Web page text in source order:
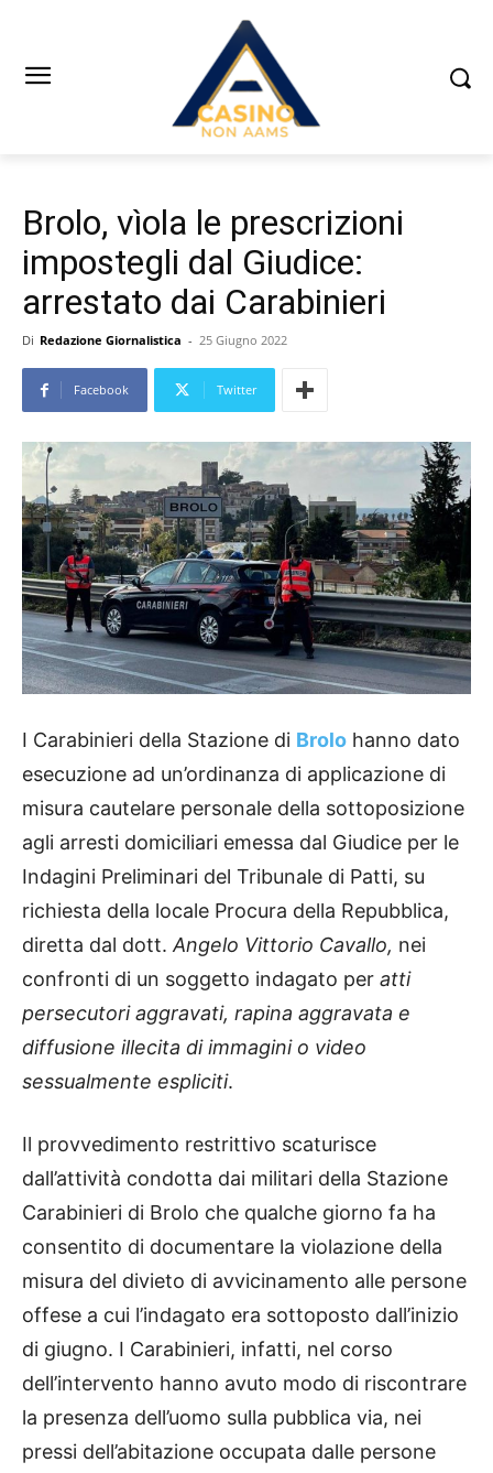
Brolo, vìola le prescrizioni
impostegli dal Giudice:
arrestato dai Carabinieri
Di Redazione Giornalistica - 25 Giugno 2022
Facebook Twitter
I Carabinieri della Stazione di Brolo hanno dato
esecuzione ad un’ordinanza di applicazione di
misura cautelare personale della sottoposizione
agli arresti domiciliari emessa dal Giudice per le
Indagini Preliminari del Tribunale di Patti, su
richiesta della locale Procura della Repubblica,
diretta dal dott.Angelo Vittorio Cavallo, nei
confronti di un soggetto indagato per atti
persecutori aggravati, rapina aggravata e
diffusione illecita di immagini o video
sessualmente espliciti.
Il provvedimento restrittivo scaturisce
dall’attività condotta dai militari della Stazione
Carabinieri di Brolo che qualche giorno fa ha
consentito di documentare la violazione della
misura del divieto di avvicinamento alle persone
offese a cui l’indagato era sottoposto dall’inizio
di giugno. I Carabinieri, infatti, nel corso
dell’intervento hanno avuto modo di riscontrare
la presenza dell’uomo sulla pubblica via, nei
pressi dell’abitazione occupata dalle persone